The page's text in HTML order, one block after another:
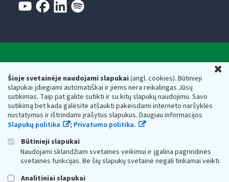
Šioje svetainėje naudojami slapukai(angl. cookies). Būtinieji
slapukai įdiegiami automatiškai ir jiems nėra reikalingas Jūsų
sutikimas. Taip pat galite sutikti ir su kitų slapukų naudojimu. Savo
sutikimą bet kada galėsite atšaukti pakeisdami interneto naršyklės
nustatymus ir ištrindami įrašytus slapukus. Daugiau informacijos
Slapukų politika
; Privatumo politika.
Būtinieji slapukai
Naudojami sklandžiam svetainės veikimui ir įgalina pagrindines
svetainės funkcijas. Be šių slapukų svetainė negali tinkamai veikti.
Analitiniai slapukai
Valstybinė mokesčių inspekcija prie Lietuvos
Respublikos finansų ministerijos
Biudžetinė įstaiga. Juridinio asmens kodas — 188659752,
adresas: Vasario 16-osios g. 14, 01107 Vilnius, Lietuva, el.paštas:
vmi@vmi.lt , E. pristatymo dėžutės adresas 188659752
Duomenys apie Valstybinę mokesčių inspekciją prie Lietuvos
Respublikos finansų ministerijos kaupiami ir saugomi Juridinių